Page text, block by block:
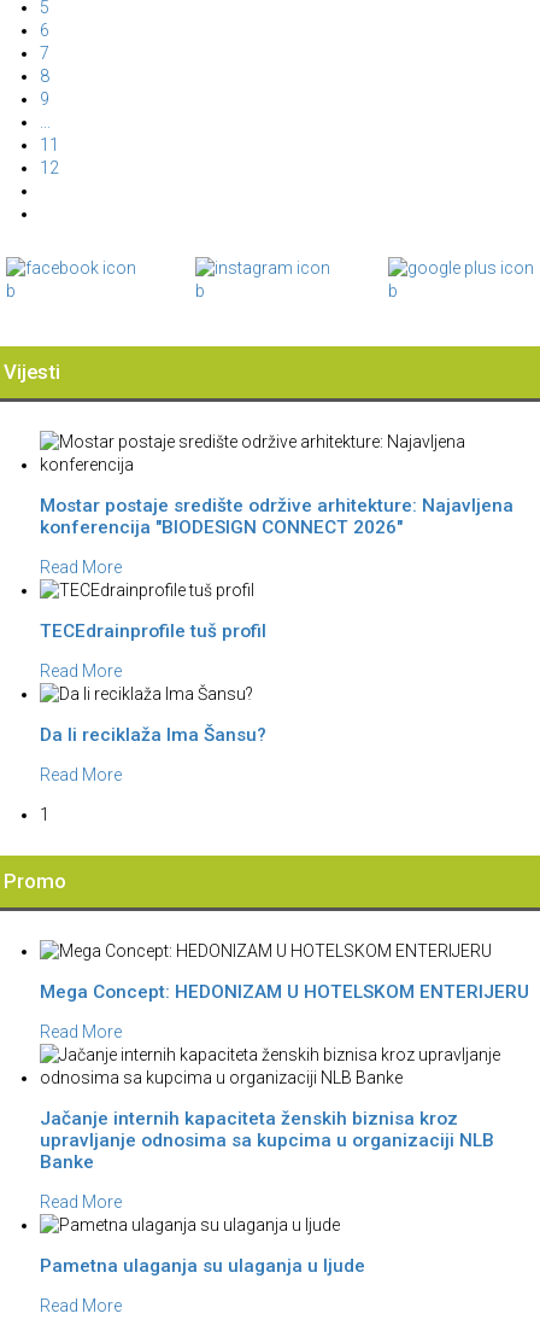
5
6
7
8
9
...
11
12
Vijesti
Mostar postaje središte održive arhitekture: Najavljena
konferencija "BIODESIGN CONNECT 2026"
Read More
TECEdrainprofile tuš profil
Read More
Da li reciklaža Ima Šansu?
Read More
1
Promo
Mega Concept: HEDONIZAM U HOTELSKOM ENTERIJERU
Read More
Jačanje internih kapaciteta ženskih biznisa kroz
upravljanje odnosima sa kupcima u organizaciji NLB
Banke
Read More
Pametna ulaganja su ulaganja u ljude
Read More